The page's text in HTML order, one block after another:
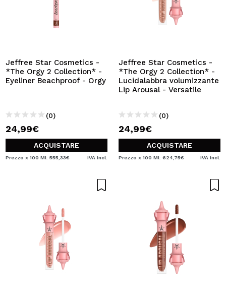
Jeffree Star Cosmetics -
*The Orgy 2 Collection* -
Eyeliner Beachproof - Orgy
(0)
24,99€
ACQUISTARE
Prezzo x 100 Ml: 555,33€ IVA Incl.
Jeffree Star Cosmetics -
*The Orgy 2 Collection* -
Lucidalabbra volumizzante
Lip Arousal - Versatile
(0)
24,99€
ACQUISTARE
Prezzo x 100 Ml: 624,75€ IVA Incl.